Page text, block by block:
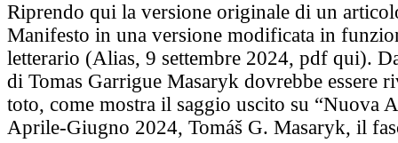
Riprendo qui la versione originale di un
Manifesto in una versione modificata in
letterario (Alias, 9 settembre 2024, pdf qui).
di Tomas Garrigue Masaryk dovrebbe essere
toto, come mostra il saggio uscito su “Nuova
Aprile-Giugno 2024, Tomáš G. Masaryk, il